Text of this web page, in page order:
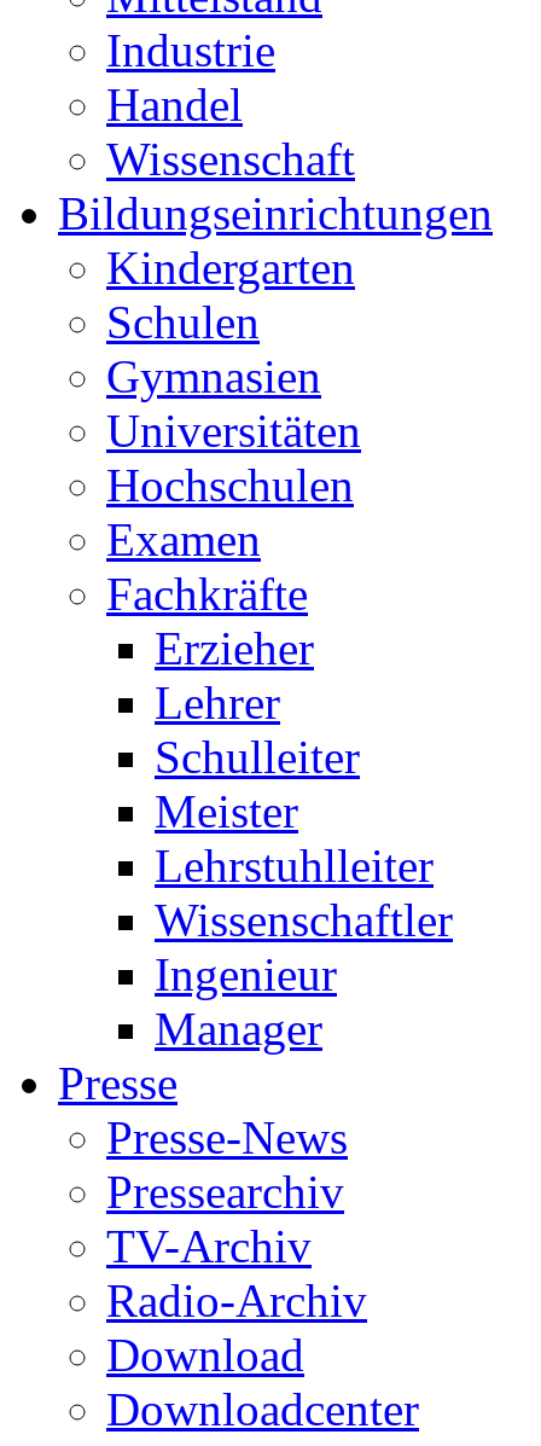
Industrie
Handel
Wissenschaft
Bildungseinrichtungen
Kindergarten
Schulen
Gymnasien
Universitäten
Hochschulen
Examen
Fachkräfte
Erzieher
Lehrer
Schulleiter
Meister
Lehrstuhlleiter
Wissenschaftler
Ingenieur
Manager
Presse
Presse-News
Pressearchiv
TV-Archiv
Radio-Archiv
Download
Downloadcenter